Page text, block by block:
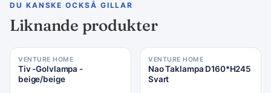
DU KANSKE OCKSÅ GILLAR
Liknande produkter
VENTURE HOME
Tiv -Golvlampa -
beige/beige
VENTURE HOME
Nao Taklampa D160*H245
Svart